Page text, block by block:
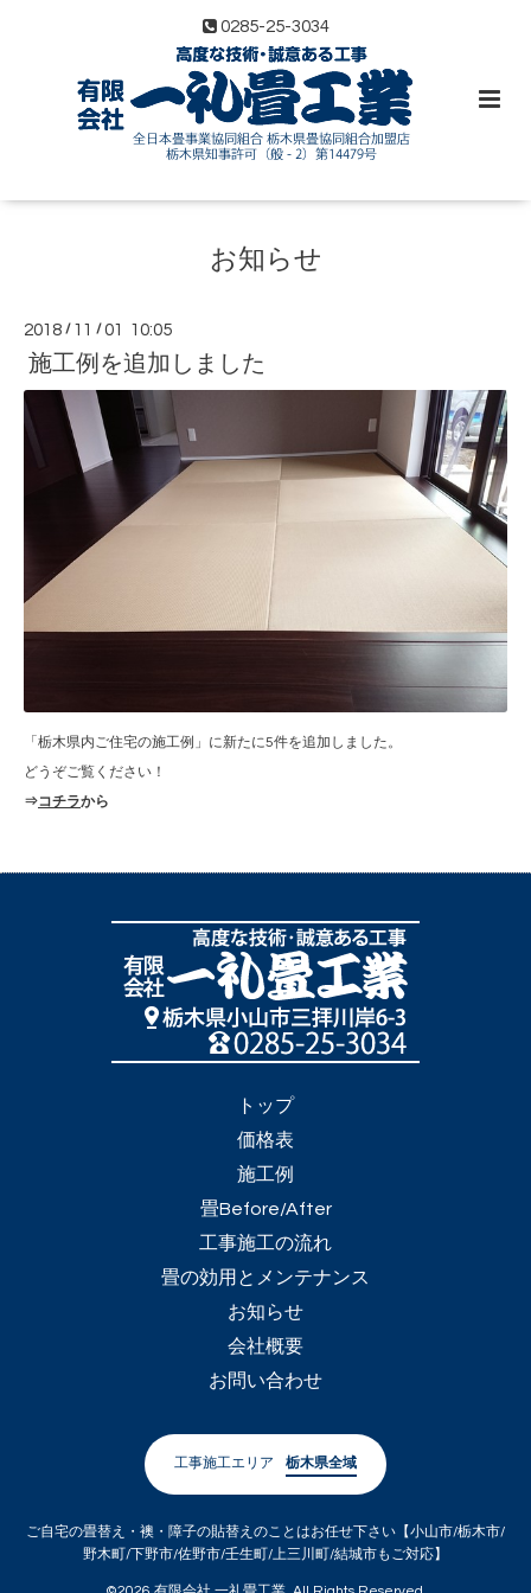
0285-25-3034
お知らせ
2018 / 11 /01 10:05
施工例を追加しました
「栃木県内ご住宅の施工例」に新たに5件を追加しました。
どうぞご覧ください！
⇒コチラから
トップ
価格表
施工例
畳Before/After
工事施工の流れ
畳の効用とメンテナンス
お知らせ
会社概要
お問い合わせ
工事施工エリア 栃木県全域
ご自宅の畳替え・襖・障子の貼替えのことはお任せ下さい【小山市/栃木市/
野木町/下野市/佐野市/壬生町/上三川町/結城市もご対応】